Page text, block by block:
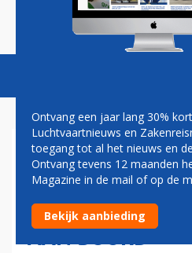
Magazine
UNITED
UITROL VAN
STARLINK-WIFI:
AAN BOORD'
Ontvang een jaar lang 30%
Luchtvaartnieuws en
toegang tot al het nieuws en
Ontvang tevens 12 maanden
Magazine in de mail of op de
Bekijk aanbieding